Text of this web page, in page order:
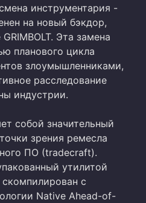
инструментария -
на новый бэкдор,
Эта замена
планового цикла
злоумышленниками,
расследование
индустрии.
собой значительный
зрения ремесла
ПО (tradecraft).
утилитой
скомпилирован с
Native Ahead-of-